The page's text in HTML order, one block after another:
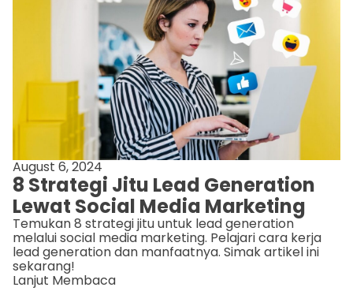
August 6, 2024
8 Strategi Jitu Lead Generation
Lewat Social Media Marketing
Temukan 8 strategi jitu untuk lead generation
melalui social media marketing. Pelajari cara kerja
lead generation dan manfaatnya. Simak artikel ini
sekarang!
Lanjut Membaca